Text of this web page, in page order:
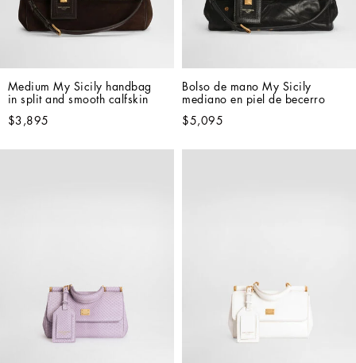
Medium My Sicily handbag
in split and smooth calfskin
$3,895
Bolso de mano My Sicily
mediano en piel de becerro
$5,095